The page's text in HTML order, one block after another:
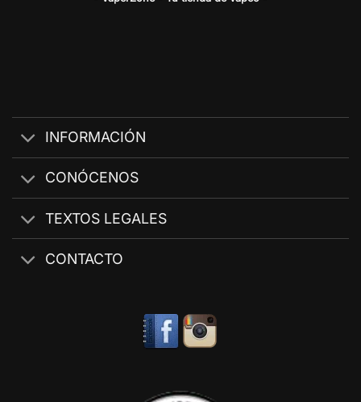
INFORMACIÓN
CONÓCENOS
TEXTOS LEGALES
CONTACTO